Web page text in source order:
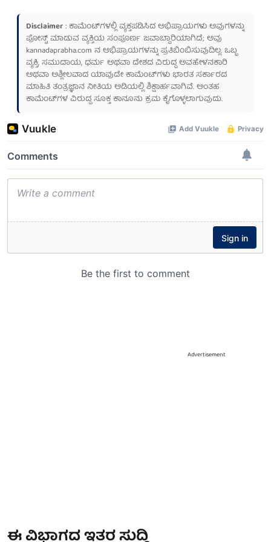
Disclaimer: ಕಾಮೆಂಟ್‌ಗಳಲ್ಲಿ ವ್ಯಕ್ತಪಡಿಸಿದ ಅಭಿಪ್ರಾಯಗಳು ಅವುಗಳನ್ನು
ಪೋಸ್ಟ್ ಮಾಡುವ ವ್ಯಕ್ತಿಯ ಸಂಪೂರ್ಣ ಜವಾಬ್ದಾರಿಯಾಗಿದೆ; ಅವು
kannadaprabha.com ನ ಅಭಿಪ್ರಾಯಗಳನ್ನು ಪ್ರತಿಬಿಂಬಿಸುವುದಿಲ್ಲ. ಒಬ್ಬ
ವ್ಯಕ್ತಿ, ಸಮುದಾಯ, ಧರ್ಮ ಅಥವಾ ದೇಶದ ವಿರುದ್ಧ ಅವಹೇಳನಕಾರಿ
ಅಥವಾ ಅಶ್ಲೀಲವಾದ ಯಾವುದೇ ಕಾಮೆಂಟ್‌ಗಳು ಭಾರತ ಸರ್ಕಾರದ
ಮಾಹಿತಿ ತಂತ್ರಜ್ಞಾನ ನೀತಿಯ ಅಡಿಯಲ್ಲಿ ಶಿಕ್ಷಾರ್ಹವಾಗಿವೆ. ಅಂತಹ
ಕಾಮೆಂಟ್‌ಗಳ ವಿರುದ್ಧ ಸೂಕ್ತ ಕಾನೂನು ಕ್ರಮ ಕೈಗೊಳ್ಳಲಾಗುವುದು.
Advertisement
ಈ ವಿಭಾಗದ ಇತರ ಸುದ್ದಿ